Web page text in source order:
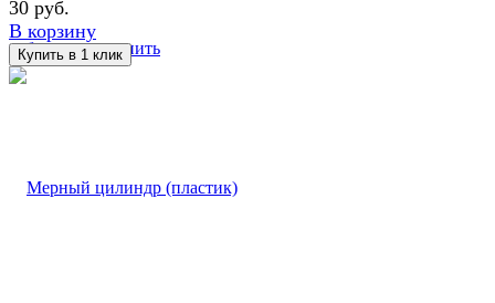
избранное сравнить
30 руб.
В корзину